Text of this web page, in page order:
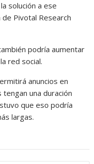
solución a ese
Pivotal Research
podría aumentar
red social.
anuncios en
una duración
que eso podría
largas.